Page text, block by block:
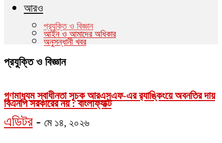
আরও
প্রযুক্তি ও বিজ্ঞান
আইন ও আমাদের অধিকার
অনুসন্ধানী খবর
প্রযুক্তি ও বিজ্ঞান
গণমাধ্যম স্বাধীনতা সূচক আরএসএফ-এর র‌্যাঙ্কিংয়ে অবনতির দায়
বিএনপি সরকারের নয় : বাংলাফ্যাক্ট
এডিটর - মে ১৪, ২০২৬